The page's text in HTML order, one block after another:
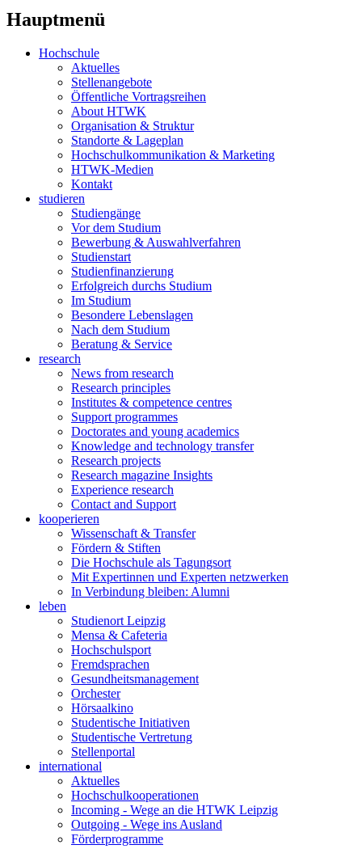
Hauptmenü
Hochschule
Aktuelles
Stellenangebote
Öffentliche Vortragsreihen
About HTWK
Organisation & Struktur
Standorte & Lageplan
Hochschulkommunikation & Marketing
HTWK-Medien
Kontakt
studieren
Studiengänge
Vor dem Studium
Bewerbung & Auswahlverfahren
Studienstart
Studienfinanzierung
Erfolgreich durchs Studium
Im Studium
Besondere Lebenslagen
Nach dem Studium
Beratung & Service
research
News from research
Research principles
Institutes & competence centres
Support programmes
Doctorates and young academics
Knowledge and technology transfer
Research projects
Research magazine Insights
Experience research
Contact and Support
kooperieren
Wissenschaft & Transfer
Fördern & Stiften
Die Hochschule als Tagungsort
Mit Expertinnen und Experten netzwerken
In Verbindung bleiben: Alumni
leben
Studienort Leipzig
Mensa & Cafeteria
Hochschulsport
Fremdsprachen
Gesundheitsmanagement
Orchester
Hörsaalkino
Studentische Initiativen
Studentische Vertretung
Stellenportal
international
Aktuelles
Hochschulkooperationen
Incoming - Wege an die HTWK Leipzig
Outgoing - Wege ins Ausland
Förderprogramme